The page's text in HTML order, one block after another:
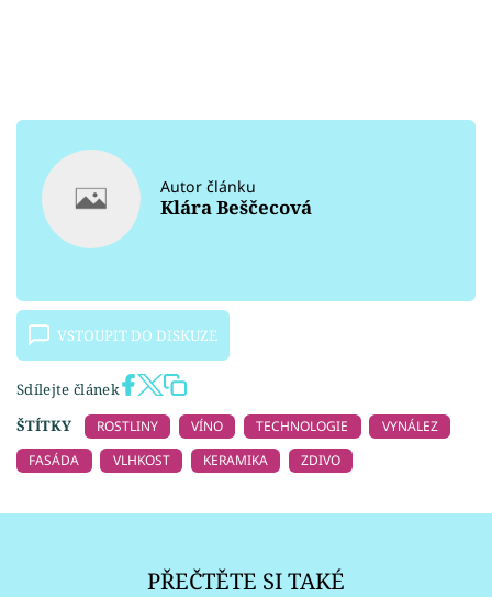
Autor článku
Klára Beščecová
VSTOUPIT DO DISKUZE
Sdílejte článek
ŠTÍTKY
ROSTLINY VÍNO TECHNOLOGIE
VYNÁLEZ
FASÁDA
VLHKOST KERAMIKA ZDIVO
PŘEČTĚTE SI TAKÉ